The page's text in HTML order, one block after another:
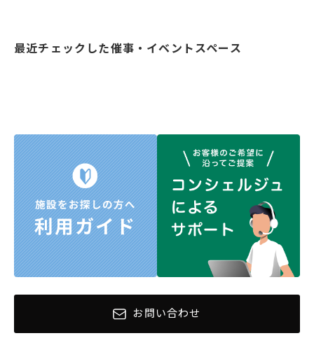
最近チェックした催事・イベントスペース
お問い合わせ